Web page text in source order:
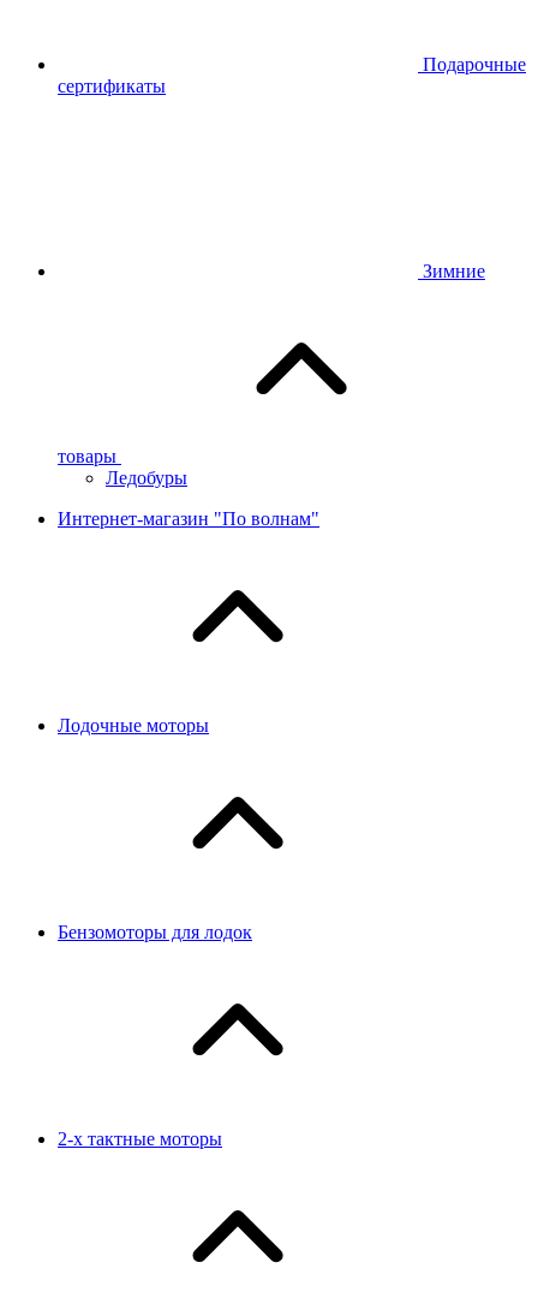
Подарочные
сертификаты
Зимние
товары
Ледобуры
Интернет-магазин "По волнам"
Лодочные моторы
Бензомоторы для лодок
2-х тактные моторы